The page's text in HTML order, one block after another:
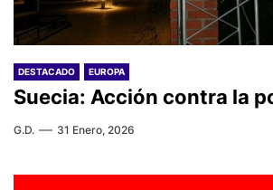
DESTACADO EUROPA
Suecia: Acción contra la
G.D. 31 Enero, 2026